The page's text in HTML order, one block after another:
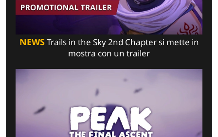
NEWSTrails in the Sky 2nd Chapter si mette in
mostra con un trailer